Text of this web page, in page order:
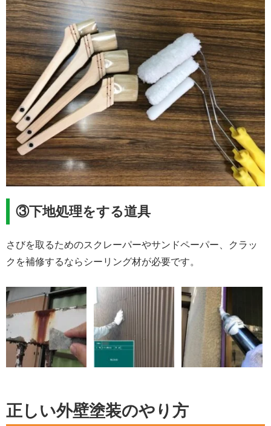
③下地処理をする道具
さびを取るためのスクレーパーやサンドペーパー、クラッ
クを補修するならシーリング材が必要です。
正しい外壁塗装のやり方